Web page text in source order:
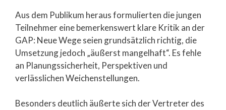
Aus dem Publikum heraus formulierten die jungen
Teilnehmer eine bemerkenswert klare Kritik an der
GAP: Neue Wege seien grundsätzlich richtig, die
Umsetzung jedoch „äußerst mangelhaft“. Es fehle
an Planungssicherheit, Perspektiven und
verlässlichen Weichenstellungen.
Besonders deutlich äußerte sich der Vertreter des